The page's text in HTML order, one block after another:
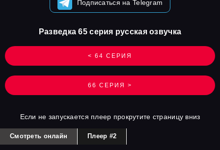
Подписаться на Telegram
< 64 СЕРИЯ
Разведка 65 серия русская озвучка
66 СЕРИЯ >
Если не запускается плеер прокрутите страницу вниз
Смотреть онлайн Плеер #2